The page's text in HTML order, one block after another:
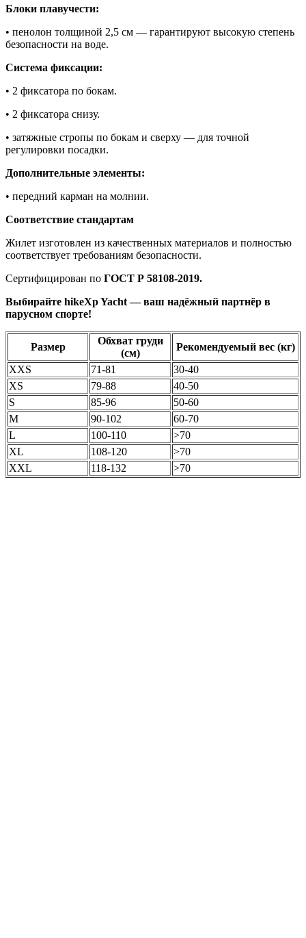
Блоки плавучести:
• пенолон толщиной 2,5 см — гарантируют высокую степень
безопасности на воде.
Система фиксации:
• 2 фиксатора по бокам.
• 2 фиксатора снизу.
• затяжные стропы по бокам и сверху — для точной
регулировки посадки.
Дополнительные элементы:
• передний карман на молнии.
Соответствие стандартам
Жилет изготовлен из качественных материалов и полностью
соответствует требованиям безопасности.
Сертифицирован по ГОСТ Р 58108-2019.
Выбирайте hikeXp Yacht — ваш надёжный партнёр в
парусном спорте!
Размер
Обхват груди
(см)
Рекомендуемый вес (кг)
XXS
71-81
30-40
XS
79-88
40-50
S
85-96
50-60
M
90-102
60-70
L
100-110
>70
XL
108-120
>70
XXL
118-132 >70